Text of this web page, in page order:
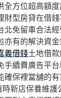
全方位超高額
財型房貸在借
免留車合法
亦有的解決資
義借錢土地借
手續費廣告平
確保裡當舖的
新店保養維